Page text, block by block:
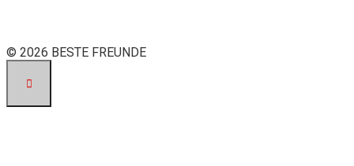
© 2026 BESTE FREUNDE